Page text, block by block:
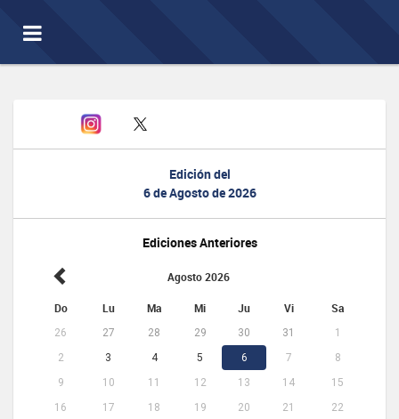
Toggle
navigation
Edición del
6 de Agosto de 2026
Ediciones Anteriores
Agosto 2026
Do Lu Ma Mi Ju Vi Sa
26 27 28 29 30 31
1
2
3 4 5 6 7
8
9
10 11 12 13 14
15
16
17 18 19 20 21
22